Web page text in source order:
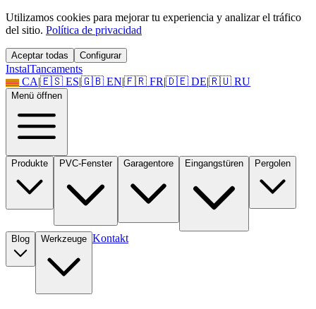
Utilizamos cookies para mejorar tu experiencia y analizar el tráfico
del sitio. Política de privacidad
Aceptar todas Configurar
InstalTancaments
CA|🇪🇸 ES|🇬🇧 EN|🇫🇷 FR|🇩🇪 DE|🇷🇺 RU
Menü öffnen
Produkte PVC-Fenster Garagentore Eingangstüren Pergolen
Blog Werkzeuge Kontakt